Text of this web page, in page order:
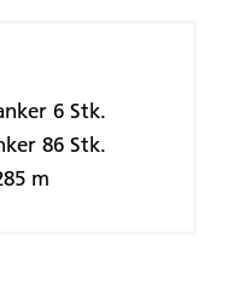
6 Stk.
86 Stk.
m